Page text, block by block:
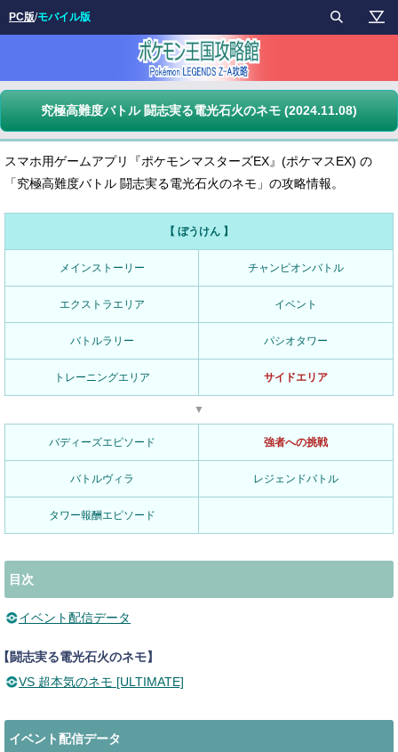
究極高難度バトル 闘志実る電光石火のネモ (2024.11.08)
スマホ用ゲームアプリ『ポケモンマスターズEX』(ポケマスEX) の
「究極高難度バトル 闘志実る電光石火のネモ」の攻略情報。
【 ぼうけん 】
メインストーリー チャンピオンバトル
エクストラエリア イベント
バトルラリー パシオタワー
トレーニングエリア サイドエリア
▼
バディーズエピソード 強者への挑戦
バトルヴィラ レジェンドバトル
タワー報酬エピソード
目次
イベント配信データ
闘志実る電光石火のネモ】
VS 超本気のネモ [ULTIMATE]
イベント配信データ
PC版/モバイル版